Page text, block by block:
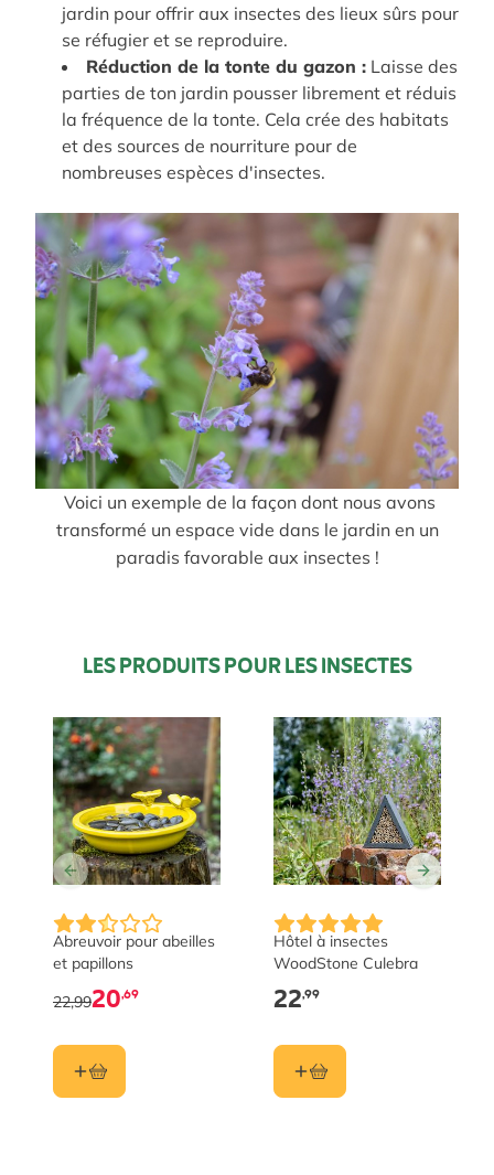
jardin pour offrir aux insectes des lieux sûrs pour
se réfugier et se reproduire.
Réduction de la tonte du gazon : Laisse des
parties de ton jardin pousser librement et réduis
la fréquence de la tonte. Cela crée des habitats
et des sources de nourriture pour de
nombreuses espèces d'insectes.
Voici un exemple de la façon dont nous avons
transformé un espace vide dans le jardin en un
paradis favorable aux insectes !
LES PRODUITS POUR LES INSECTES
Abreuvoir pour abeilles
et papillons
20,69
22,99
Hôtel à insectes
WoodStone Culebra
22,99